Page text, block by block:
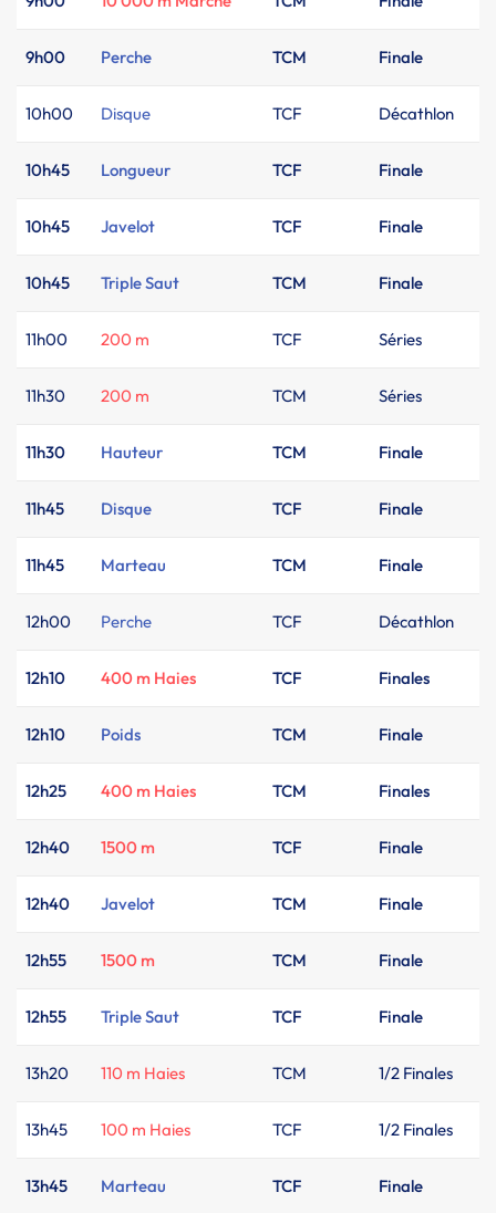
9h00 Perche TCM Finale
10h00 Disque TCF Décathlon
10h45 Longueur TCF Finale
10h45 Javelot TCF Finale
10h45 Triple Saut TCM Finale
11h00 200 m TCF Séries
11h30 200 m TCM Séries
11h30 Hauteur TCM Finale
11h45 Disque TCF Finale
11h45 Marteau TCM Finale
12h00 Perche TCF Décathlon
12h10 400 m Haies TCF Finales
12h10 Poids TCM Finale
12h25 400 m Haies TCM Finales
12h40 1500 m TCF Finale
12h40 Javelot TCM Finale
12h55 1500 m TCM Finale
12h55 Triple Saut TCF Finale
13h20 110 m Haies TCM 1/2 Finales
13h45 100 m Haies TCF 1/2 Finales
13h45 Marteau TCF Finale